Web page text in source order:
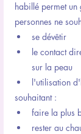
habillé permet
personnes ne
se dévêtir
le contact
sur la peau
l'utilisation
souhaitant :
faire la plus
rester au